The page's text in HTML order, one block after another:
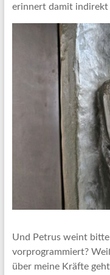
erinnert damit indirekt
Und Petrus weint
vorprogrammiert?
über meine Kräfte